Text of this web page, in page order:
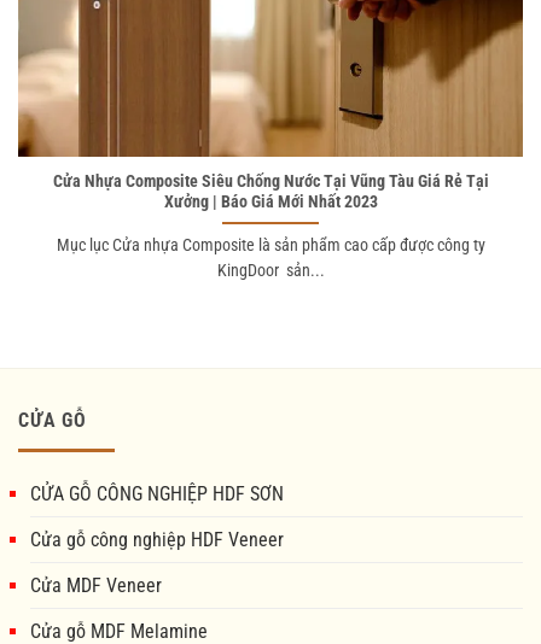
Cửa Nhựa Composite Siêu Chống Nước Tại Vũng Tàu Giá Rẻ Tại
Xưởng | Báo Giá Mới Nhất 2023
Mục lục Cửa nhựa Composite là sản phẩm cao cấp được công ty
KingDoor sản...
CỬA GỖ
CỬA GỖ CÔNG NGHIỆP HDF SƠN
Cửa gỗ công nghiệp HDF Veneer
Cửa MDF Veneer
Cửa gỗ MDF Melamine